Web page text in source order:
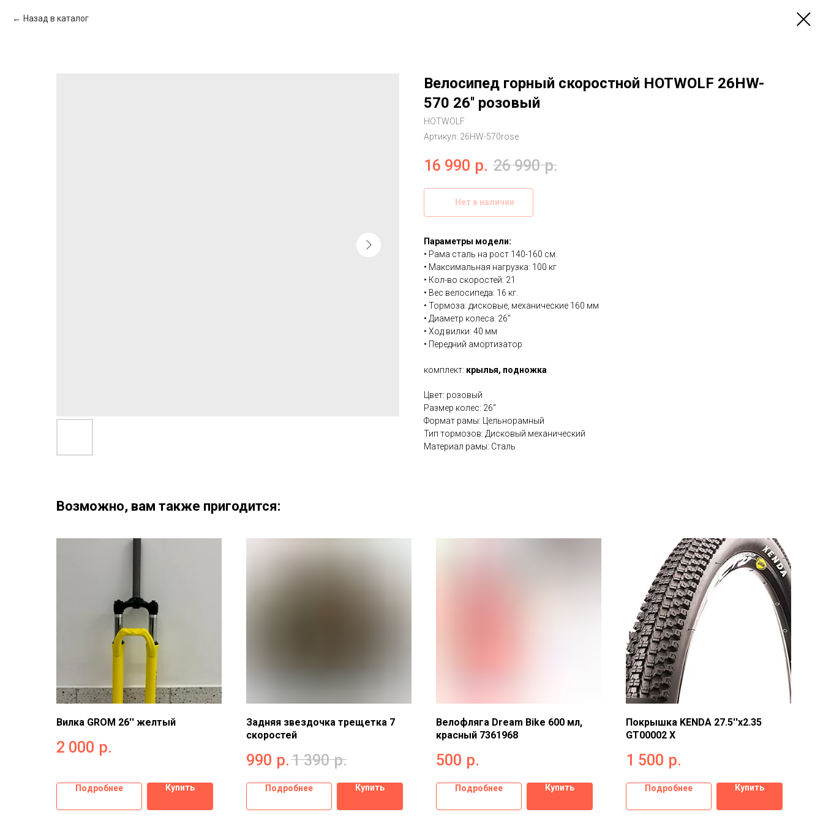
Назад в каталог
Велосипед горный скоростной HOTWOLF 26HW-
570 26'' розовый
HOTWOLF
Артикул: 26HW-570rose
16 990 р. 26 990 р.
Нет в наличии
Параметры модели:
• Рама сталь на рост 140-160 см.
• Максимальная нагрузка: 100 кг
• Кол-во скоростей: 21
• Вес велосипеда: 16 кг.
• Тормоза: дисковые, механические 160 мм
• Диаметр колеса: 26''
• Ход вилки: 40 мм
• Передний амортизатор
комплект: крылья, подножка
Цвет: розовый
Размер колес: 26''
Формат рамы: Цельнорамный
Тип тормозов: Дисковый механический
Материал рамы: Сталь
Возможно, вам также пригодится:
Вилка GROM 26'' желтый
2 000 р.
Подробнее Купить
Задняя звездочка трещетка 7
скоростей
990 р.1 390 р.
Подробнее Купить
Велофляга Dream Bike 600 мл,
красный 7361968
500 р.
Подробнее Купить
Покрышка KENDA 27.5''х2.35
GT00002 X
1 500 р.
Подробнее Купить